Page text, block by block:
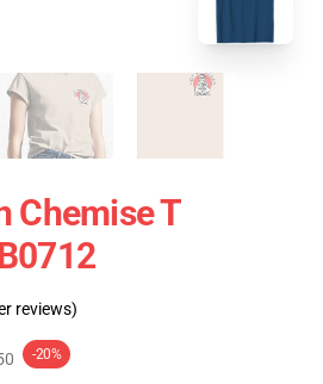
Chemise T
reviews)
-20%